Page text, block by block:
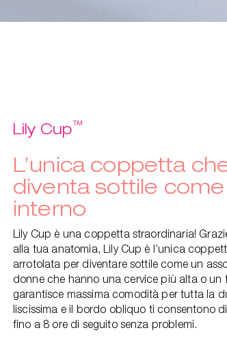
Lily Cup™
L’unica coppetta
diventa sottile
interno
Lily Cup è una coppetta straordinaria!
alla tua anatomia, Lily Cup è l’unica
arrotolata per diventare sottile come un
donne che hanno una cervice più alta o
garantisce massima comodità per tutta la
liscissima e il bordo obliquo ti consentono
fino a 8 ore di seguito senza problemi.